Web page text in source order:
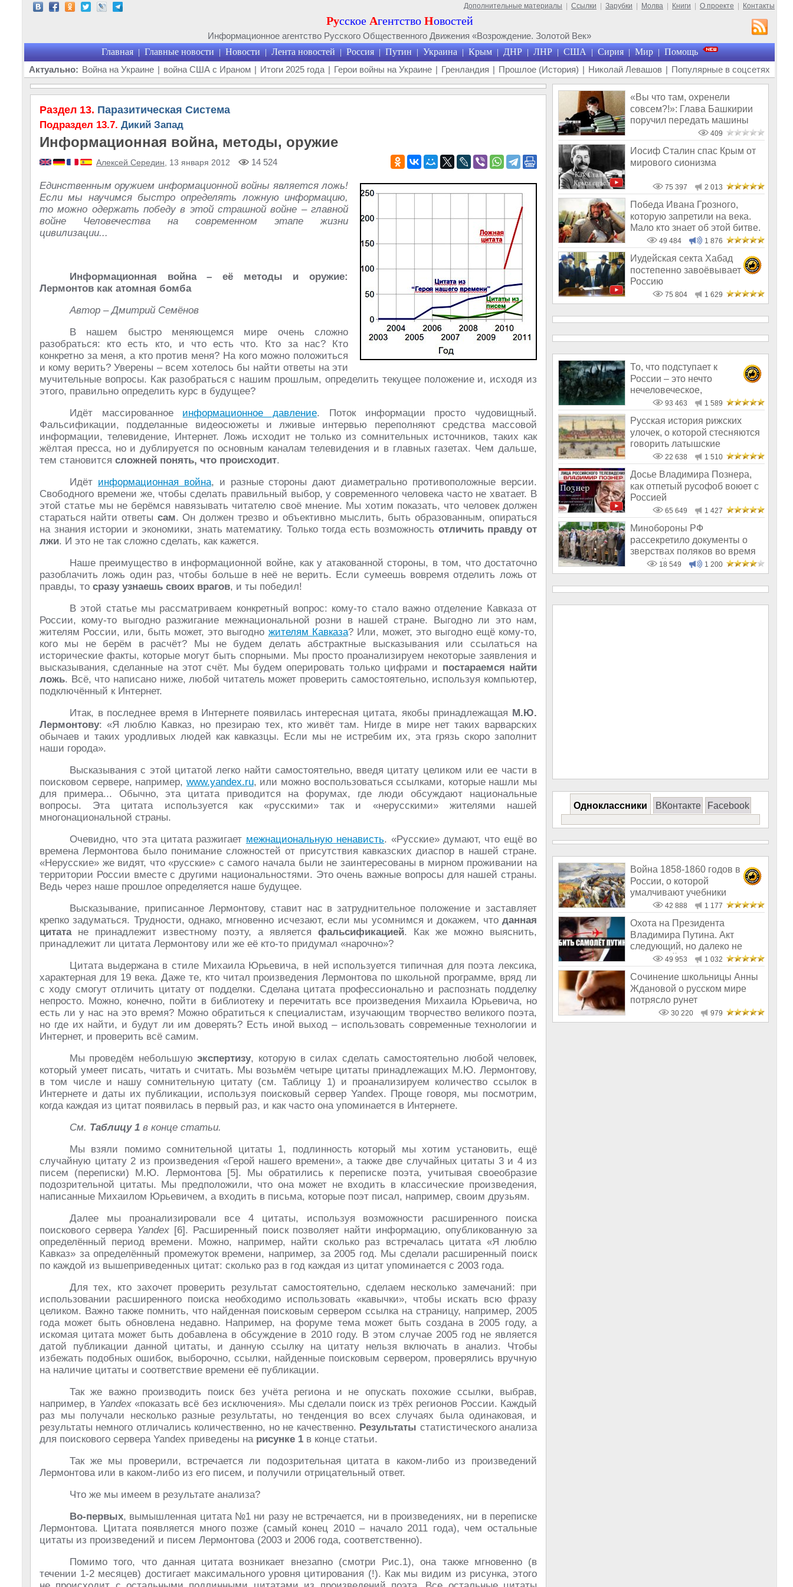
Дополнительные материалы Ссылки Зарубки Молва Книги О проекте Контакты
Русское Агентство Новостей
Информационное агентство Русского Общественного Движения «Возрождение. Золотой Век»
Главная | Главные новости | Новости | Лента новостей | Россия | Путин | Украина | Крым | ДНР | ЛНР | США | Сирия | Мир | Помощь
Актуально: Война на Украине | война США с Ираном | Итоги 2025 года | Герои войны на Украине | Гренландия | Прошлое (История) | Николай Левашов | Популярные в соцсетях
Раздел 13. Паразитическая Система
Подраздел 13.7. Дикий Запад
Информационная война, методы, оружие
Алексей Середин , 13 января 2012 14 524
Единственным оружием информационной войны является ложь!
Если мы научимся быстро определять ложную информацию,
то можно одержать победу в этой страшной войне – главной
войне Человечества на современном этапе жизни
цивилизации...
Информационная война – её методы и оружие:
Лермонтов как атомная бомба
Автор – Дмитрий Семёнов
В нашем быстро меняющемся мире очень сложно
разобраться: кто есть кто, и что есть что. Кто за нас? Кто
конкретно за меня, а кто против меня? На кого можно положиться
и кому верить? Уверены – всем хотелось бы найти ответы на эти
мучительные вопросы. Как разобраться с нашим прошлым, определить текущее положение и, исходя из
этого, правильно определить курс в будущее?
Идёт массированное информационное давление. Поток информации просто чудовищный.
Фальсификации, подделанные видеосюжеты и лживые интервью переполняют средства массовой
информации, телевидение, Интернет. Ложь исходит не только из сомнительных источников, таких как
жёлтая пресса, но и дублируется по основным каналам телевидения и в главных газетах. Чем дальше,
тем становится сложней понять, что происходит.
Идёт информационная война, и разные стороны дают диаметрально противоположные версии.
Свободного времени же, чтобы сделать правильный выбор, у современного человека часто не хватает. В
этой статье мы не берёмся навязывать читателю своё мнение. Мы хотим показать, что человек должен
стараться найти ответы сам. Он должен трезво и объективно мыслить, быть образованным, опираться
на знания истории и экономики, знать математику. Только тогда есть возможность отличить правду от
лжи. И это не так сложно сделать, как кажется.
Наше преимущество в информационной войне, как у атакованной стороны, в том, что достаточно
разоблачить ложь один раз, чтобы больше в неё не верить. Если сумеешь вовремя отделить ложь от
правды, то сразу узнаешь своих врагов, и ты победил!
В этой статье мы рассматриваем конкретный вопрос: кому-то стало важно отделение Кавказа от
России, кому-то выгодно разжигание межнациональной розни в нашей стране. Выгодно ли это нам,
жителям России, или, быть может, это выгодно жителям Кавказа? Или, может, это выгодно ещё кому-то,
кого мы не берём в расчёт? Мы не будем делать абстрактные высказывания или ссылаться на
исторические факты, которые могут быть спорными. Мы просто проанализируем некоторые заявления и
высказывания, сделанные на этот счёт. Мы будем оперировать только цифрами и постараемся найти
ложь. Всё, что написано ниже, любой читатель может проверить самостоятельно, используя компьютер,
подключённый к Интернет.
Итак, в последнее время в Интернете появилась интересная цитата, якобы принадлежащая М.Ю.
Лермонтову: «Я люблю Кавказ, но презираю тех, кто живёт там. Нигде в мире нет таких варварских
обычаев и таких уродливых людей как кавказцы. Если мы не истребим их, эта грязь скоро заполнит
наши города».
Высказывания с этой цитатой легко найти самостоятельно, введя цитату целиком или ее части в
поисковом сервере, например, www.yandex.ru, или можно воспользоваться ссылками, которые нашли мы
для примера... Обычно, эта цитата приводится на форумах, где люди обсуждают национальные
вопросы. Эта цитата используется как «русскими» так и «нерусскими» жителями нашей
многонациональной страны.
Очевидно, что эта цитата разжигает межнациональную ненависть. «Русские» думают, что ещё во
времена Лермонтова было понимание сложностей от присутствия кавказских диаспор в нашей стране.
«Нерусские» же видят, что «русские» с самого начала были не заинтересованы в мирном проживании на
территории России вместе с другими национальностями. Это очень важные вопросы для нашей страны.
Ведь через наше прошлое определяется наше будущее.
Высказывание, приписанное Лермонтову, ставит нас в затруднительное положение и заставляет
крепко задуматься. Трудности, однако, мгновенно исчезают, если мы усомнимся и докажем, что данная
цитатане принадлежит известному поэту, а является фальсификацией. Как же можно выяснить,
принадлежит ли цитата Лермонтову или же её кто-то придумал «нарочно»?
Цитата выдержана в стиле Михаила Юрьевича, в ней используется типичная для поэта лексика,
характерная для 19 века. Даже те, кто читал произведения Лермонтова по школьной программе, вряд ли
с ходу смогут отличить цитату от подделки. Сделана цитата профессионально и распознать подделку
непросто. Можно, конечно, пойти в библиотеку и перечитать все произведения Михаила Юрьевича, но
есть ли у нас на это время? Можно обратиться к специалистам, изучающим творчество великого поэта,
но где их найти, и будут ли им доверять? Есть иной выход – использовать современные технологии и
Интернет, и проверить всё самим.
Мы проведём небольшуюэкспертизу, которую в силах сделать самостоятельно любой человек,
который умеет писать, читать и считать. Мы возьмём четыре цитаты принадлежащих М.Ю. Лермонтову,
в том числе и нашу сомнительную цитату (см. Таблицу 1) и проанализируем количество ссылок в
Интернете и даты их публикации, используя поисковый сервер Yandex. Проще говоря, мы посмотрим,
когда каждая из цитат появилась в первый раз, и как часто она упоминается в Интернете.
См. Таблицу 1 в конце статьи.
Мы взяли помимо сомнительной цитаты 1, подлинность который мы хотим установить, ещё
случайную цитату 2 из произведения «Герой нашего времени», а также две случайных цитаты 3 и 4 из
писем (переписки) М.Ю. Лермонтова [5]. Мы обратились к переписке поэта, учитывая своеобразие
подозрительной цитаты. Мы предположили, что она может не входить в классические произведения,
написанные Михаилом Юрьевичем, а входить в письма, которые поэт писал, например, своим друзьям.
Далее мы проанализировали все 4 цитаты, используя возможности расширенного поиска
поискового сервера Yandex[6]. Расширенный поиск позволяет найти информацию, опубликованную за
определённый период времени. Можно, например, найти сколько раз встречалась цитата «Я люблю
Кавказ» за определённый промежуток времени, например, за 2005 год. Мы сделали расширенный поиск
по каждой из вышеприведенных цитат: сколько раз в год каждая из цитат упоминается с 2003 года.
Для тех, кто захочет проверить результат самостоятельно, сделаем несколько замечаний: при
использовании расширенного поиска необходимо использовать «кавычки», чтобы искать всю фразу
целиком. Важно также помнить, что найденная поисковым сервером ссылка на страницу, например, 2005
года может быть обновлена недавно. Например, на форуме тема может быть создана в 2005 году, а
искомая цитата может быть добавлена в обсуждение в 2010 году. В этом случае 2005 год не является
датой публикации данной цитаты, и данную ссылку на цитату нельзя включать в анализ. Чтобы
избежать подобных ошибок, выборочно, ссылки, найденные поисковым сервером, проверялись вручную
на наличие цитаты и соответствие времени её публикации.
Так же важно производить поиск без учёта региона и не опускать похожие ссылки, выбрав,
например, в Yandex«показать всё без исключения». Мы сделали поиск из трёх регионов России. Каждый
раз мы получали несколько разные результаты, но тенденция во всех случаях была одинаковая, и
результаты немного отличались количественно, но не качественно. Результаты статистического анализа
для поискового сервера Yandex приведены на рисунке 1 в конце статьи.
Так же мы проверили, встречается ли подозрительная цитата в каком-либо из произведений
Лермонтова или в каком-либо из его писем, и получили отрицательный ответ.
Что же мы имеем в результате анализа?
Во-первых, вымышленная цитата №1 ни разу не встречается, ни в произведениях, ни в переписке
Лермонтова. Цитата появляется много позже (самый конец 2010 – начало 2011 года), чем остальные
цитаты из произведений и писем Лермонтова (2003 и 2006 года, соответственно).
Помимо того, что данная цитата возникает внезапно (смотри Рис.1), она также мгновенно (в
течении 1-2 месяцев) достигает максимального уровня цитирования (!). Как мы видим из рисунка, этого
«Вы что там, охренели
совсем?!»: Глава Башкирии
поручил передать машины
409
Иосиф Сталин спас Крым от
мирового сионизма
75 397 2 013
Победа Ивана Грозного,
которую запретили на века.
Мало кто знает об этой битве.
Поч
49 484 1 876
Иудейская секта Хабад
постепенно завоёвывает
Россию
75 804 1 629
То, что подступает к
России – это нечто
нечеловеческое,
запредельное, немыслимое
93 463 1 589
Русская история рижских
улочек, о которой стесняются
говорить латышские
экскурсовод
22 638 1 510
Досье Владимира Познера,
как отпетый русофоб воюет с
Россией
65 649 1 427
Минобороны РФ
рассекретило документы о
зверствах поляков во время
Великой Отечестве
18 549 1 200
Одноклассники ВКонтакте Facebook
Война 1858-1860 годов в
России, о которой
умалчивают учебники
истории42 888 1 177
Охота на Президента
Владимира Путина. Акт
следующий, но далеко не
последний
49 953 1 032
Сочинение школьницы Анны
Ждановой о русском мире
потрясло рунет
30 220 979